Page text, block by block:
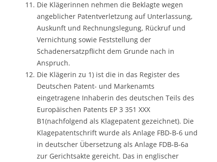
Die Klägerinnen nehmen die Beklagte wegen
angeblicher Patentverletzung auf Unterlassung,
Auskunft und Rechnungslegung, Rückruf und
Vernichtung sowie Feststellung der
Schadenersatzpflicht dem Grunde nach in
Anspruch.
Die Klägerin zu 1) ist die in das Register des
Deutschen Patent- und Markenamts
eingetragene Inhaberin des deutschen Teils des
Europäischen Patents EP 3 351 XXX
B1(nachfolgend als Klagepatent gezeichnet). Die
Klagepatentschrift wurde als Anlage FBD-B-6 und
in deutscher Übersetzung als Anlage FDB-B-6a
zur Gerichtsakte gereicht. Das in englischer